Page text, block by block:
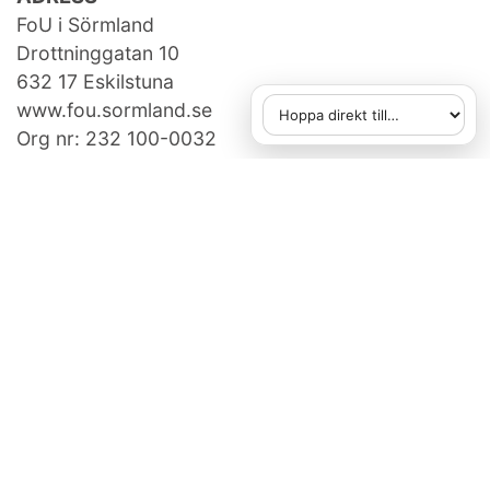
FoU i Sörmland
Drottninggatan 10
632 17 Eskilstuna
www.fou.sormland.se
Org nr: 232 100-0032
Hoppa direkt till
När du väljer ett alternativ